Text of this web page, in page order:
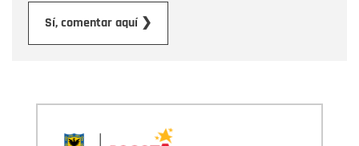
Sí, comentar aquí ❯